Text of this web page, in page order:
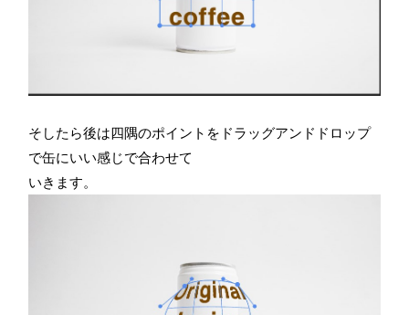
そしたら後は四隅のポイントをドラッグアンドドロップ
で缶にいい感じで合わせて
いきます。